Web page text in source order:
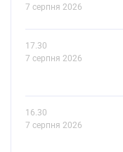
7 серпня 2026
17.30
7 серпня 2026
16.30
7 серпня 2026